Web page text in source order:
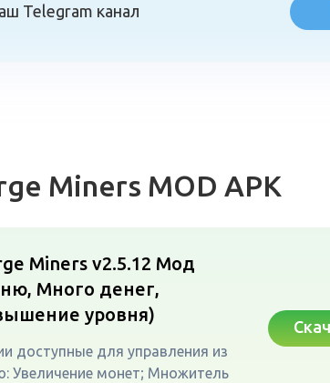
Telegram канал
Miners MOD APK
Miners v2.5.12 Мод
Много денег,
уровня)
доступные для управления из
Увеличение монет; Множитель